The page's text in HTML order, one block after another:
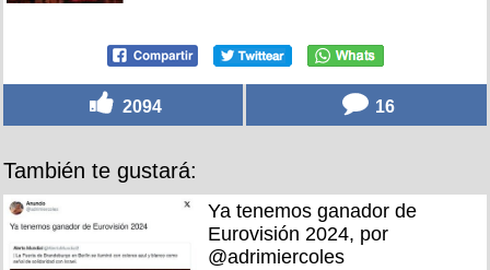
2094 16
También te gustará:
Ya tenemos ganador de
Eurovisión 2024, por
@adrimiercoles